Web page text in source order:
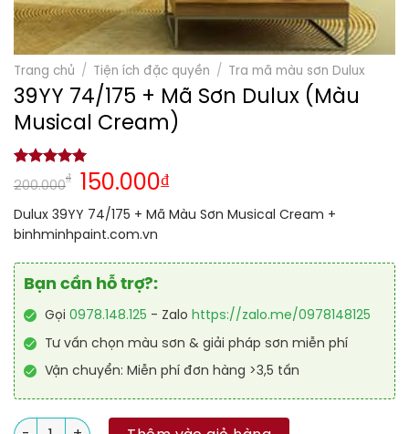
Trang chủ / Tiện ích đặc quyền / Tra mã màu sơn Dulux
39YY 74/175 + Mã Sơn Dulux (Màu
Musical Cream)
5.00 trên 5
dựa trên
1
đánh giá
200.000
₫ 150.000₫
Dulux 39YY 74/175 + Mã Màu Sơn Musical Cream +
binhminhpaint.com.vn
Bạn cần hỗ trợ?:
Gọi 0978.148.125 - Zalo https://zalo.me/0978148125
Tư vấn chọn màu sơn & giải pháp sơn miễn phí
Vận chuyển: Miễn phí đơn hàng >3,5 tấn
39YY 74/175 + Mã Sơn Dulux (Màu Musical Cream) số lượng